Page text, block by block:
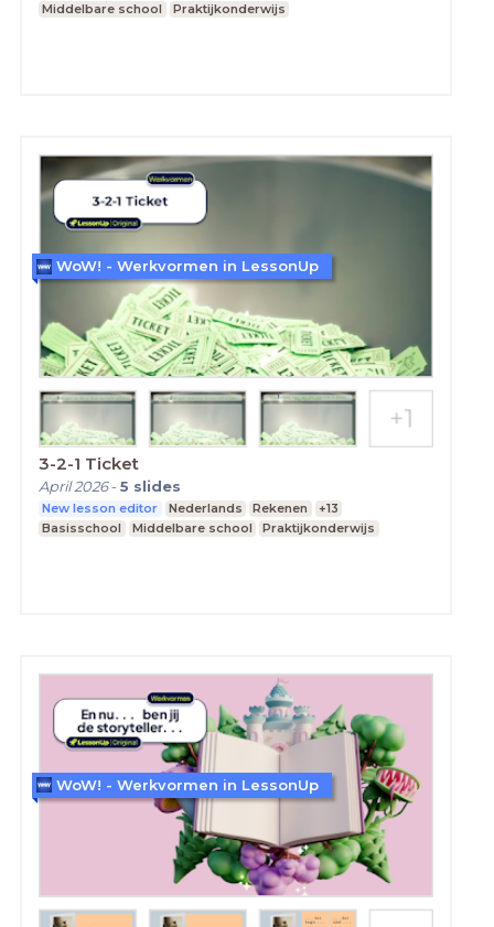
Middelbare school
Praktijkonderwijs
3-2-1 Ticket
April 2026-5 slides
New lesson editor Nederlands Rekenen
+13
Basisschool
Middelbare school Praktijkonderwijs
WoW! - Werkvormen in LessonUp
WoW! - Werkvormen in LessonUp